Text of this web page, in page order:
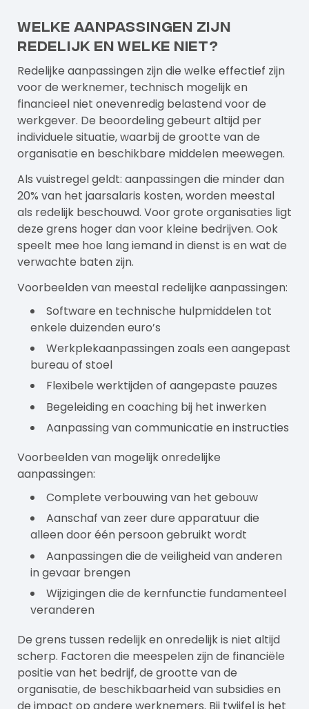
Welke aanpassingen zijn
redelijk en welke niet?
Redelijke aanpassingen zijn die welke effectief zijn
voor de werknemer, technisch mogelijk en
financieel niet onevenredig belastend voor de
werkgever. De beoordeling gebeurt altijd per
individuele situatie, waarbij de grootte van de
organisatie en beschikbare middelen meewegen.
Als vuistregel geldt: aanpassingen die minder dan
20% van het jaarsalaris kosten, worden meestal
als redelijk beschouwd. Voor grote organisaties ligt
deze grens hoger dan voor kleine bedrijven. Ook
speelt mee hoe lang iemand in dienst is en wat de
verwachte baten zijn.
Voorbeelden van meestal redelijke aanpassingen:
Software en technische hulpmiddelen tot
enkele duizenden euro’s
Werkplekaanpassingen zoals een aangepast
bureau of stoel
Flexibele werktijden of aangepaste pauzes
Begeleiding encoaching bij het inwerken
Aanpassing van communicatie en instructies
Voorbeelden van mogelijk onredelijke
aanpassingen:
Complete verbouwing van het gebouw
Aanschaf van zeer dure apparatuur die
alleen door één persoon gebruikt wordt
Aanpassingen die de veiligheid van anderen
in gevaar brengen
Wijzigingen die de kernfunctie fundamenteel
veranderen
De grens tussen redelijk en onredelijk is niet altijd
scherp. Factoren die meespelen zijn de financiële
positie van het bedrijf, de grootte van de
organisatie, de beschikbaarheid van subsidies en